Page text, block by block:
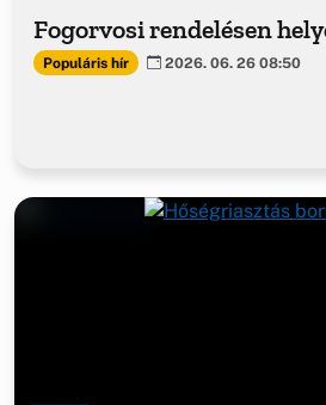
Fogorvosi rendelésen
Populáris hír 2026. 06. 26 08:50